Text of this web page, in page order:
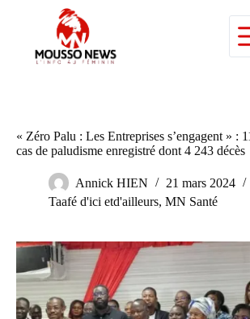
« Zéro Palu : Les Entreprises s’engagent » :
cas de paludisme enregistré dont 4 243 décès
Annick HIEN
21 mars 2024
Taafé d'ici etd'ailleurs, MN Santé